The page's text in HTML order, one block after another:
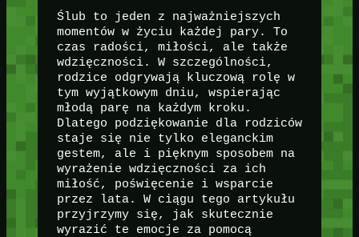
Ślub to jeden z najważniejszych
momentów w życiu każdej pary. To
czas radości, miłości, ale także
wdzięczności. W szczególności,
rodzice odgrywają kluczową rolę w
tym wyjątkowym dniu, wspierając
młodą parę na każdym kroku.
Dlatego podziękowanie dla rodziców
staje się nie tylko eleganckim
gestem, ale i pięknym sposobem na
wyrażenie wdzięczności za ich
miłość, poświęcenie i wsparcie
przez lata. W ciągu tego artykułu
przyjrzymy się, jak skutecznie
wyrazić te emocje za pomocą